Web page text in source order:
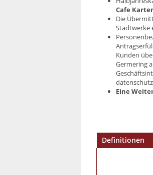
Cafe
Die
Stadtwerke
Kunden
Germering
Eine
Definitionen